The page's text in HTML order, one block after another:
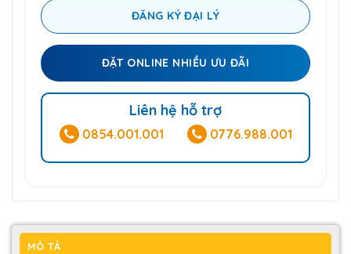
ĐĂNG KÝ ĐẠI LÝ
ĐẶT ONLINE NHIỀU ƯU ĐÃI
Liên hệ hỗ trợ
0854.001.001 0776.988.001
MÔ TẢ